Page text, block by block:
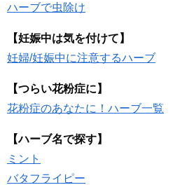
ハーブで虫除け
【妊娠中は気を付けて】
妊婦/妊娠中に注意するハーブ
【つらい花粉症に】
花粉症のあなたに！ハーブ一覧
【ハーブ名で探す】
ミント
バタフライピー